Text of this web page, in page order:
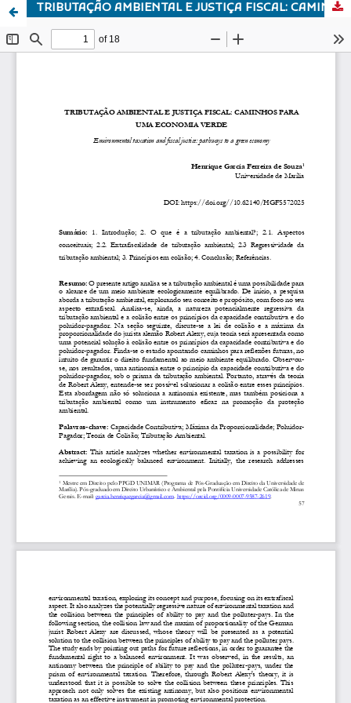
TRIBUTAÇÃO AMBIENTAL E JUSTIÇA FISCAL: CAMINHOS PARA UMA ECONOMIA VERDE